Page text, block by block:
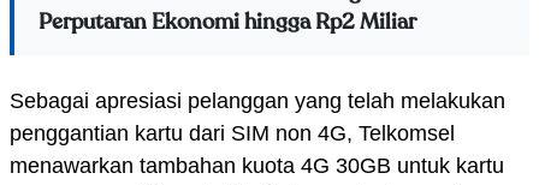
Perputaran Ekonomi hingga Rp2 Miliar
Sebagai apresiasi pelanggan yang telah melakukan
penggantian kartu dari SIM non 4G, Telkomsel
menawarkan tambahan kuota 4G 30GB untuk kartu